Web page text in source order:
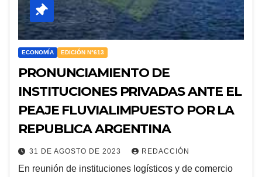
ECONOMÍA EDICIÓN N°613
PRONUNCIAMIENTO DE
INSTITUCIONES PRIVADAS ANTE EL
PEAJE FLUVIALIMPUESTO POR LA
REPUBLICA ARGENTINA
31 DE AGOSTO DE 2023 REDACCIÓN
En reunión de instituciones logísticos y de comercio